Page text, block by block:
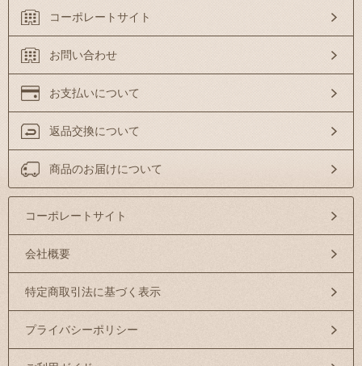
コーポレートサイト
お問い合わせ
お支払いについて
返品交換について
商品のお届けについて
コーポレートサイト
会社概要
特定商取引法に基づく表示
プライバシーポリシー